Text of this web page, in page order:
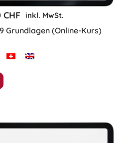
Grundlagen (Online-Kurs)
CHF inkl. MwSt.